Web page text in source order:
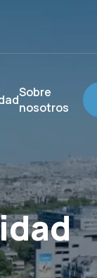
Sobre
nosotros